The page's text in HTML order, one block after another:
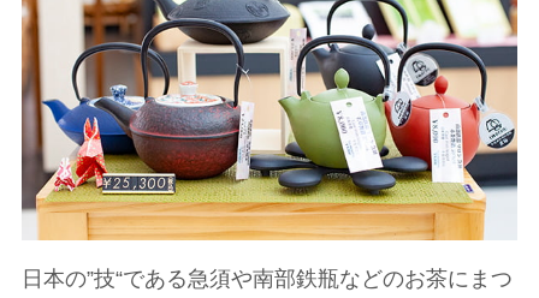
日本の”技“である急須や南部鉄瓶などのお茶にまつ